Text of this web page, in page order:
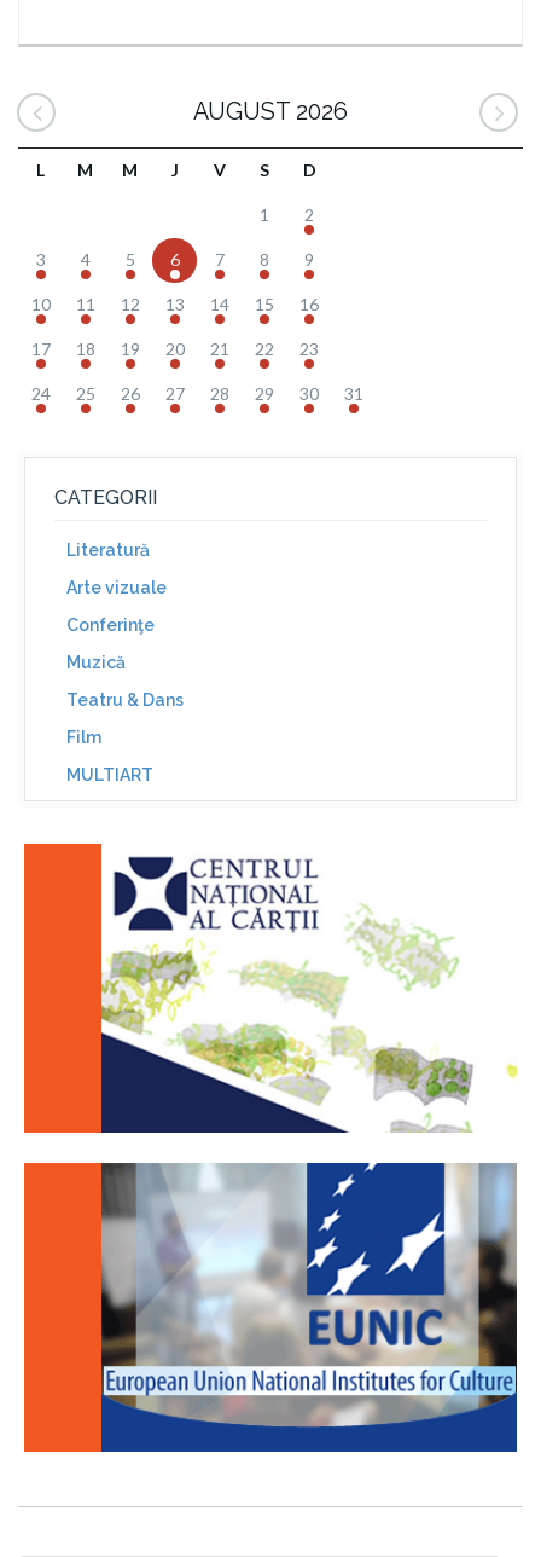
AUGUST 2026
L M M J V S D
1 2
3 4 5 6 7 8 9
10 11 12 13 14 15 16
17 18 19 20 21 22 23
24 25 26 27 28 29 30 31
CATEGORII
Literatură
Arte vizuale
Conferinţe
Muzică
Teatru & Dans
Film
MULTIART